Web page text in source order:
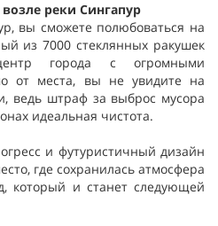
реки Сингапур
вы сможете полюбоваться на
из 7000 стеклянных ракушек
города с огромными
от места, вы не увидите на
ведь штраф за выброс мусора
идеальная чистота.
и футуристичный дизайн
где сохранилась атмосфера
который и станет следующей